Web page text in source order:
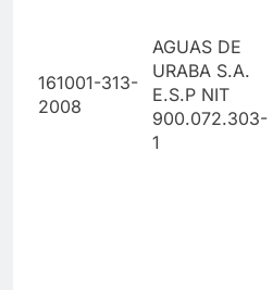
161001-313-
2008
AGUAS DE
URABA S.A.
E.S.P NIT
900.072.303-
1